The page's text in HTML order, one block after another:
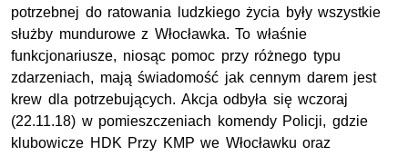
potrzebnej do ratowania ludzkiego życia były wszystkie
służby mundurowe z Włocławka. To właśnie
funkcjonariusze, niosąc pomoc przy różnego typu
zdarzeniach, mają świadomość jak cennym darem jest
krew dla potrzebujących. Akcja odbyła się wczoraj
(22.11.18) w pomieszczeniach komendy Policji, gdzie
klubowicze HDK Przy KMP we Włocławku oraz